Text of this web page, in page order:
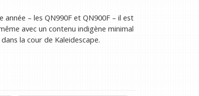
– les QN990F et QN900F – il est
avec un contenu indigène minimal
la cour de Kaleidescape.